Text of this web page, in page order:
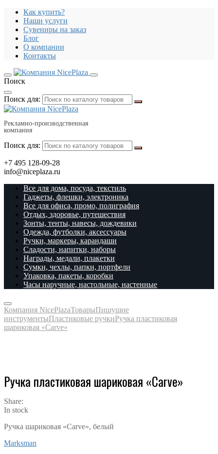
Как купить?
Наши услуги
Сувениры на заказ
Блог
О компании
Контакты
Поиск
Поиск для:
Рекламно-производственная
компания
Поиск для:
+7 495 128-09-28
info@niceplaza.ru
Все для дома, посуда, текстиль
Гаджеты, флешки, электроника
Все для офиса, промо, полиграфия
Отдых, здоровье, путешествия
Зонты, тенты, навесы, дождевики
Одежда, футболки, аксессуары
Ручки, маркеры, карандаши
Сладости, напитки, наборы
Награды, медали, плакетки
Сумки, чехлы, папки, портфели
Упаковка, пакеты, коробки
Часы наручные, настольные, настенные
Компания NicePlazaТоварыПишущие
инструментыПластиковые ручкиРучка пластиковая
шариковая «Carve»
Ручка пластиковая шариковая «Carve»
Share:
In stock
Ручка шариковая «Carve», белый
Marksman